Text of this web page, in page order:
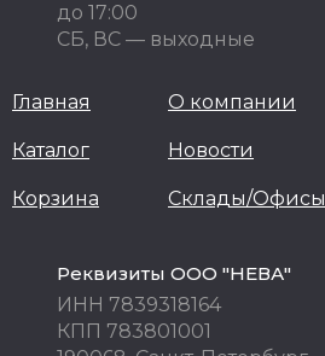
до 17:00
СБ, ВС — выходные
Главная
Каталог
Корзина
О компании
Новости
Склады/Офисы
Реквизиты ООО "НЕВА"
ИНН 7839318164
КПП 783801001